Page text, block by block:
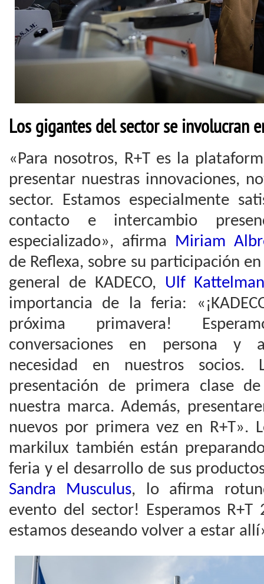
Los gigantes del sector se involucran
«Para nosotros, R+T es la
presentar nuestras innovaciones,
sector. Estamos especialmente
contacto e intercambio
especializado», afirma Miriam
de Reflexa, sobre su participación
general de KADECO, Ulf
importancia de la feria:
próxima primavera!
conversaciones en persona y
necesidad en nuestros socios.
presentación de primera clase
nuestra marca. Además,
nuevos por primera vez en R+T».
markilux también están
feria y el desarrollo de sus
Sandra Musculus, lo afirma
evento del sector! Esperamos
estamos deseando volver a estar